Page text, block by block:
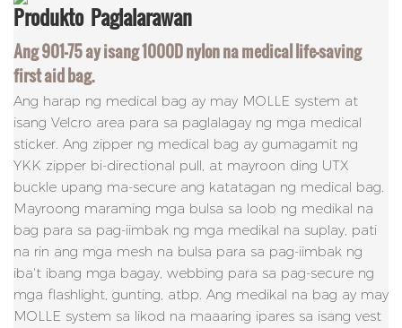
Produkto Paglalarawan
Ang 901-75 ay isang 1000D nylon na medical life-saving
first aid bag.
Ang harap ng medical bag ay may MOLLE system at
isang Velcro area para sa paglalagay ng mga medical
sticker. Ang zipper ng medical bag ay gumagamit ng
YKK zipper bi-directional pull, at mayroon ding UTX
buckle upang ma-secure ang katatagan ng medical bag.
Mayroong maraming mga bulsa sa loob ng medikal na
bag para sa pag-iimbak ng mga medikal na suplay, pati
na rin ang mga mesh na bulsa para sa pag-iimbak ng
iba't ibang mga bagay, webbing para sa pag-secure ng
mga flashlight, gunting, atbp. Ang medikal na bag ay may
MOLLE system sa likod na maaaring ipares sa isang vest